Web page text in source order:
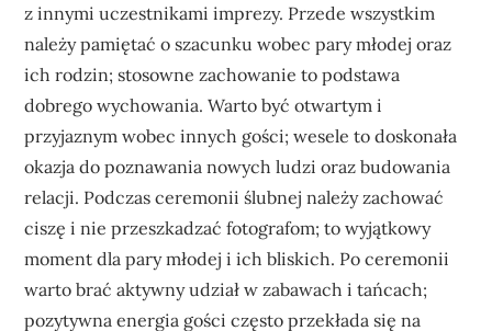
z innymi uczestnikami imprezy. Przede wszystkim
należy pamiętać o szacunku wobec pary młodej oraz
ich rodzin; stosowne zachowanie to podstawa
dobrego wychowania. Warto być otwartym i
przyjaznym wobec innych gości; wesele to doskonała
okazja do poznawania nowych ludzi oraz budowania
relacji. Podczas ceremonii ślubnej należy zachować
ciszę i nie przeszkadzać fotografom; to wyjątkowy
moment dla pary młodej i ich bliskich. Po ceremonii
warto brać aktywny udział w zabawach i tańcach;
pozytywna energia gości często przekłada się na